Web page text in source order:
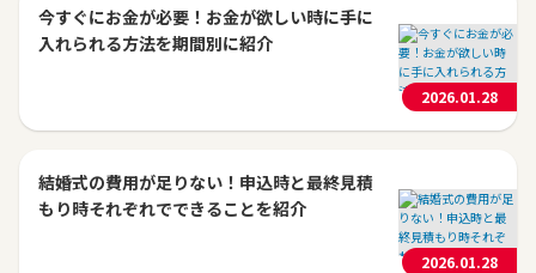
今すぐにお金が必要！お金が欲しい時に手に
入れられる方法を期間別に紹介
2026.01.28
結婚式の費用が足りない！申込時と最終見積
もり時それぞれでできることを紹介
2026.01.28